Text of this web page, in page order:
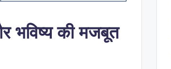
भविष्य की मजबूत